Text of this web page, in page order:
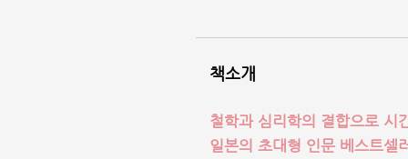
책소개
철학과 심리학의 결합으로 시
일본의 초대형 인문 베스트